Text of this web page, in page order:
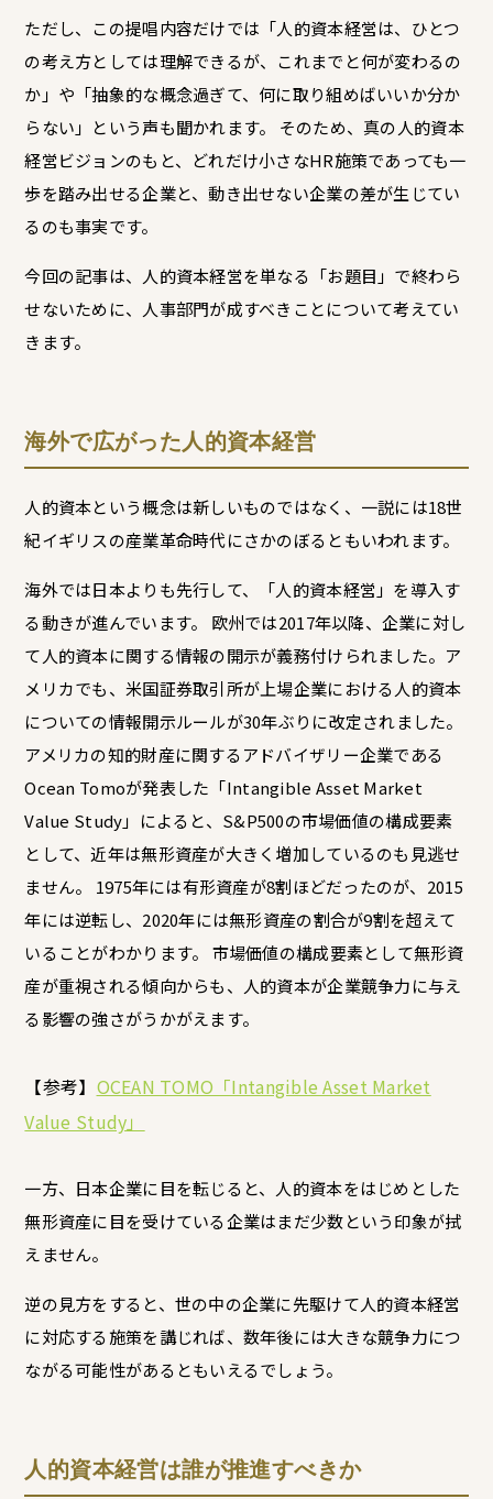
ただし、この提唱内容だけでは「人的資本経営は、ひとつ
の考え方としては理解できるが、これまでと何が変わるの
か」や「抽象的な概念過ぎて、何に取り組めばいいか分か
らない」という声も聞かれます。
そのため、真の人的資本
経営ビジョンのもと、どれだけ小さなHR施策であっても一
歩を踏み出せる企業と、動き出せない企業の差が生じてい
るのも事実です。
今回の記事は、人的資本経営を単なる「お題目」で終わら
せないために、人事部門が成すべきことについて考えてい
きます。
海外で広がった人的資本経営
人的資本という概念は新しいものではなく、一説には18世
紀イギリスの産業革命時代にさかのぼるともいわれます。
海外では日本よりも先行して、「人的資本経営」を導入す
る動きが進んでいます。 欧州では2017年以降、企業に対し
て人的資本に関する情報の開示が義務付けられました。ア
メリカでも、米国証券取引所が上場企業における人的資本
についての情報開示ルールが30年ぶりに改定されました。
アメリカの知的財産に関するアドバイザリー企業である
Ocean Tomoが発表した「Intangible Asset Market
Value Study」によると、S&P500の市場価値の構成要素
として、近年は無形資産が大きく増加しているのも見逃せ
ません。 1975年には有形資産が8割ほどだったのが、2015
年には逆転し、2020年には無形資産の割合が9割を超えて
いることがわかります。 市場価値の構成要素として無形資
産が重視される傾向からも、人的資本が企業競争力に与え
る影響の強さがうかがえます。
【参考】 OCEAN TOMO「Intangible Asset Market
Value Study」
一方、日本企業に目を転じると、人的資本をはじめとした
無形資産に目を受けている企業はまだ少数という印象が拭
えません。
逆の見方をすると、世の中の企業に先駆けて人的資本経営
に対応する施策を講じれば、数年後には大きな競争力につ
ながる可能性があるともいえるでしょう。
人的資本経営は誰が推進すべきか